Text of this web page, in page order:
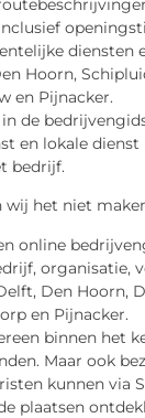
diensten
Hoorn,
en Pijnacker.
de
en lokale
bedrijf.
wij het niet
online
organisatie,
Den Hoorn,
en Pijnacker.
binnen het
Maar ook
kunnen via
plaatsen